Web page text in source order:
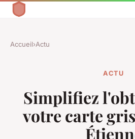
Accueil›Actu
ACTU
Simplifiez
votre carte